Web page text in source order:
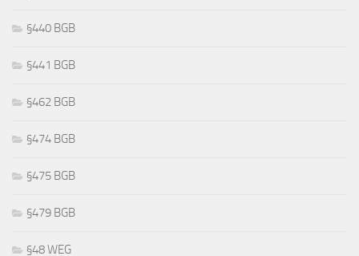
§440 BGB
§441 BGB
§462 BGB
§474 BGB
§475 BGB
§479 BGB
§48 WEG